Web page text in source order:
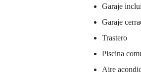
Garaje
Garaje
Trastero
Piscina
Aire